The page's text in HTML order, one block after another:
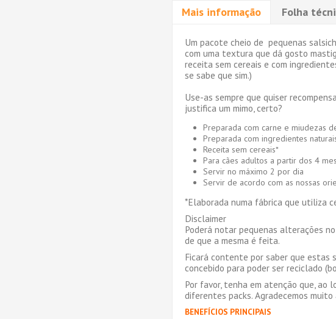
Mais informação Folha
Um pacote cheio de pequenas
com uma textura que dá gosto
receita sem cereais e com
se sabe que sim.)
Use-as sempre que quiser
justifica um mimo, certo?
Preparada com carne e miudezas
Preparada com ingredientes
Receita sem cereais*
Para cães adultos a partir dos 4
Servir no máximo 2 por dia
Servir de acordo com as nossas
*Elaborada numa fábrica que utiliza
Disclaimer
Poderá notar pequenas alterações
de que a mesma é feita.
Ficará contente por saber que estas
concebido para poder ser reciclado
Por favor, tenha em atenção que, ao
diferentes packs. Agradecemos muito
BENEFÍCIOS PRINCIPAIS